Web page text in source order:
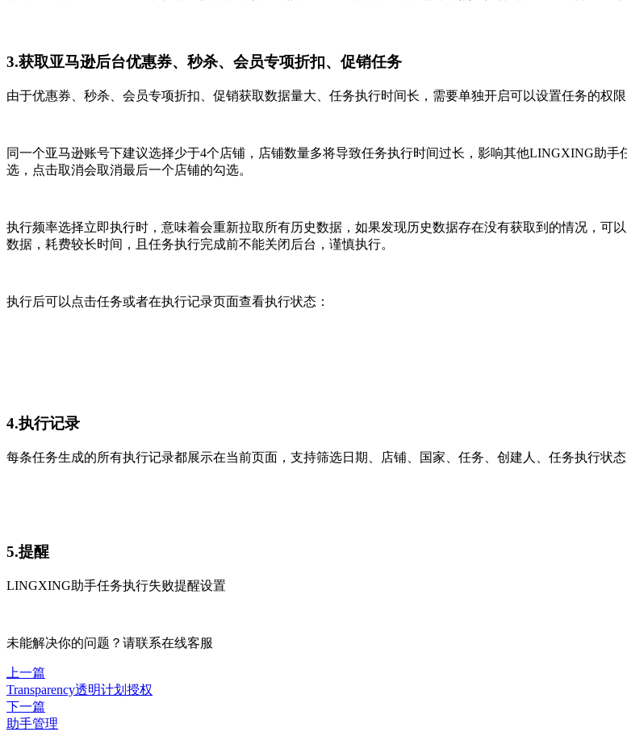
3.获取亚马逊后台优惠券、秒杀、会员专项折扣、促销任务
由于优惠券、秒杀、会员专项折扣、促销获取数据量大、任务执行时间长，需要单独开启可以设置任务的权
同一个亚马逊账号下建议选择少于4个店铺，店铺数量多将导致任务执行时间过长，影响其他LINGXING助
选，点击取消会取消最后一个店铺的勾选。
执行频率选择立即执行时，意味着会重新拉取所有历史数据，如果发现历史数据存在没有获取到的情况，可
数据，耗费较长时间，且任务执行完成前不能关闭后台，谨慎执行。
执行后可以点击任务或者在执行记录页面查看执行状态：
4.执行记录
每条任务生成的所有执行记录都展示在当前页面，支持筛选日期、店铺、国家、任务、创建人、任务执行状
5.提醒
LINGXING助手任务执行失败提醒设置
未能解决你的问题？请联系在线客服
上一篇
Transparency透明计划授权
下一篇
助手管理